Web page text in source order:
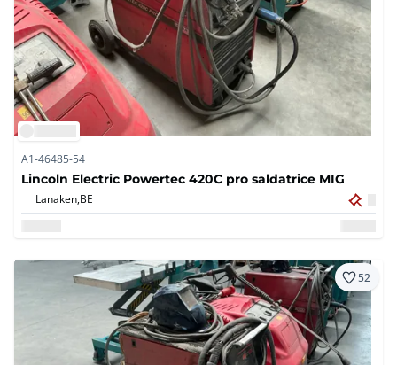
A1-46485-54
Lincoln Electric Powertec 420C pro saldatrice MIG
Lanaken,BE
52